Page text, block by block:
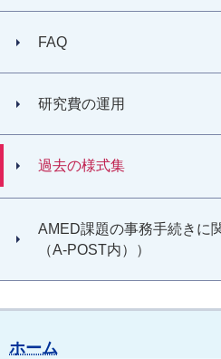
FAQ
研究費の運用
過去の様式集
AMED課題の事務手続きに
（A-POST内））
ホーム